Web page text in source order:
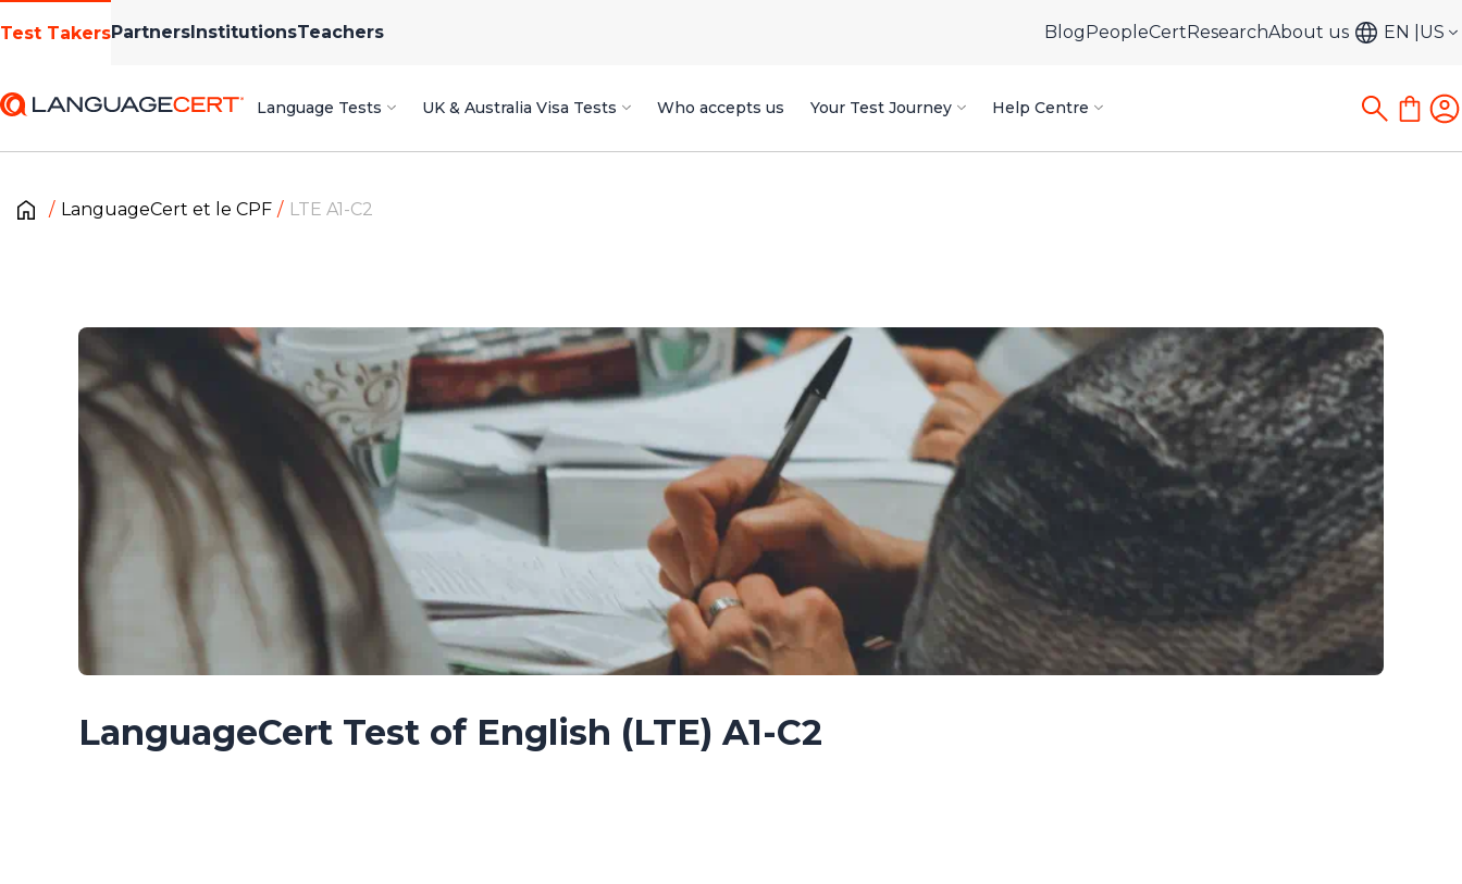
Test TakersPartnersInstitutionsTeachers BlogPeopleCertResearchAbout us EN US
Language Tests UK & Australia Visa Tests Who accepts us Your Test Journey Help Centre
LanguageCert et le CPF LTE A1-C2
LanguageCert Test of English (LTE) A1-C2